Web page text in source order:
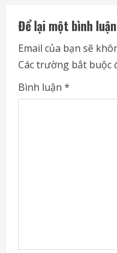
u
e
R
e
Để lại một bình luận
Email của bạn sẽ
Các trường bắt buộc
Bình luận *